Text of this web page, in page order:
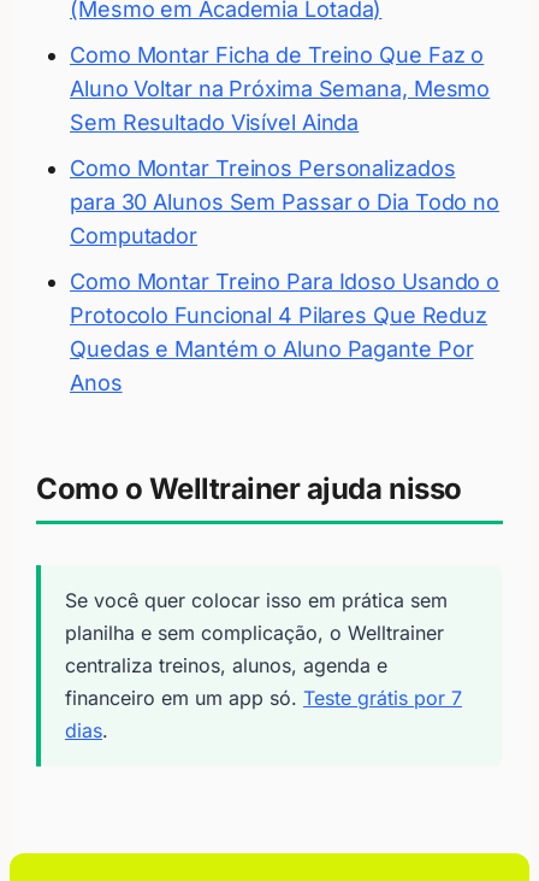
(Mesmo em Academia Lotada)
Como Montar Ficha de Treino Que Faz o
Aluno Voltar na Próxima Semana, Mesmo
Sem Resultado Visível Ainda
Como Montar Treinos Personalizados
para 30 Alunos Sem Passar o Dia Todo no
Computador
Como Montar Treino Para Idoso Usando o
Protocolo Funcional 4 Pilares Que Reduz
Quedas e Mantém o Aluno Pagante Por
Anos
Como o Welltrainer ajuda nisso
Se você quer colocar isso em prática sem
planilha e sem complicação, o Welltrainer
centraliza treinos, alunos, agenda e
financeiro em um app só. Teste grátis por 7
dias.